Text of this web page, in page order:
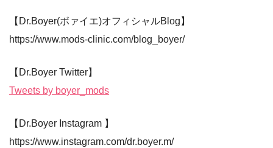
【Dr.Boyer(ボァイエ)オフィシャルBlog】
https://www.mods-clinic.com/blog_boyer/
【Dr.Boyer Twitter】
Tweets by boyer_mods
【Dr.Boyer Instagram 】
https://www.instagram.com/dr.boyer.m/